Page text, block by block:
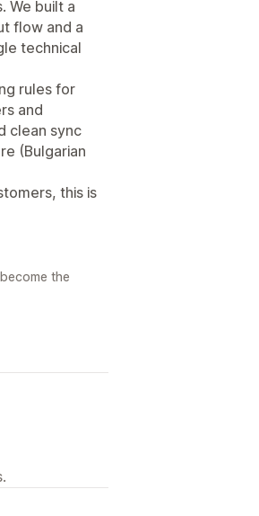
We built a
flow and a
technical
rules for
and
clean sync
(Bulgarian
this is
the